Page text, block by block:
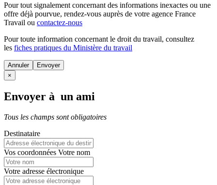
Pour tout signalement concernant des informations inexactes ou une
offre déjà pourvue, rendez-vous auprès de votre agence France
Travail ou contactez-nous
Pour toute information concernant le droit du travail, consultez
les fiches pratiques du Ministère du travail
Annuler
×
Envoyer à un ami
Tous les champs sont obligatoires
Destinataire
Vos coordonnées Votre nom
Votre adresse électronique